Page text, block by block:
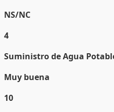
NS/NC
4
Suministro de Agua
Muy buena
10